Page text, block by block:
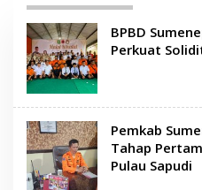
BPBD
Perkuat
Pemkab
Tahap
Pulau Sapudi